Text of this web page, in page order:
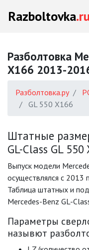
Razboltovka
Разболтовка
X166 2013-
Разболтовка.ру
GL 550 X166
Штатные
GL-Class GL 550
Выпуск модели
осуществлялся с 2013
Таблица штатных и
Mercedes-Benz GL-
Параметры
назывют